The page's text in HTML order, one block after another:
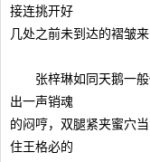
接连挑开好
几处之前未到达的褶皱来
张梓琳如同天鹅一般
出一声销魂
的闷哼，双腿紧夹蜜穴
住王格必的